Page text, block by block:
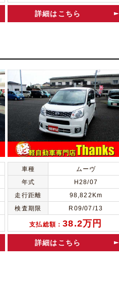
詳細はこちら
車種
ムーヴ
年式
H28/07
走行距離
98,822Km
検査期限
R09/07/13
支払総額：38.2万円
詳細はこちら